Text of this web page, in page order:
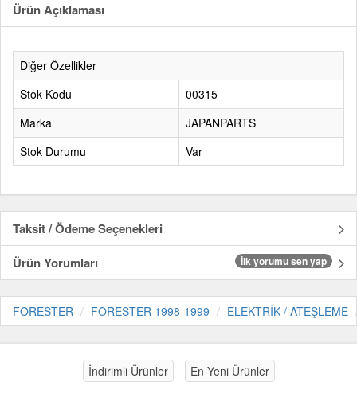
Ürün Açıklaması
Diğer Özellikler
Stok Kodu
00315
Marka
JAPANPARTS
Stok Durumu
Var
Taksit / Ödeme Seçenekleri
Ürün Yorumları
İlk yorumu sen yap
FORESTER FORESTER 1998-1999 ELEKTRİK / ATEŞLEME
İndirimli Ürünler En Yeni Ürünler